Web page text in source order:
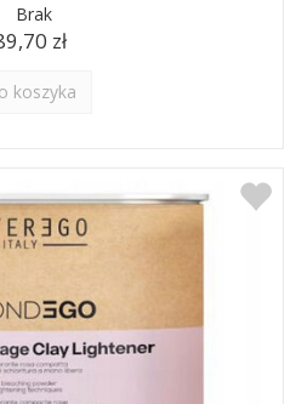
Brak
zł
koszyka